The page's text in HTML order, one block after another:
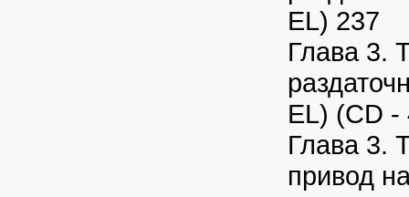
EL) 237
Глава 3.
EL) (CD -
Глава 3.
привод